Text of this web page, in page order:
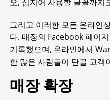
오, 심지어 사용할 글꼴까지
그리고 이러한 모든 온라인
다. 매장의 Facebook 페이
기록했으며, 온라인에서
한 많은 사람들이 단골 고객
매장 확장